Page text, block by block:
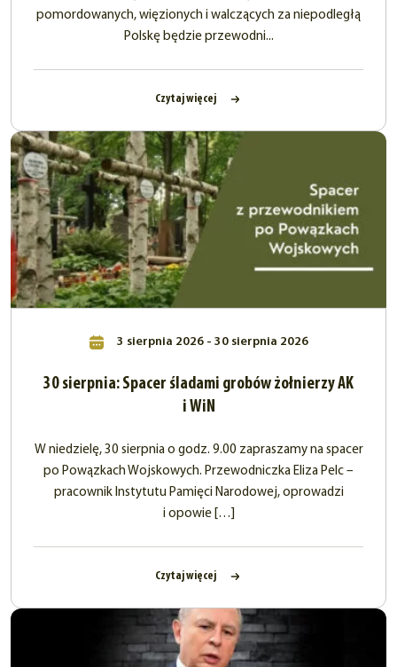
pomordowanych, więzionych i walczących za niepodległą
Polskę będzie przewodni...
Czytaj więcej
3 sierpnia 2026 - 30 sierpnia 2026
30 sierpnia: Spacer śladami grobów żołnierzy AK
i WiN
W niedzielę, 30 sierpnia o godz. 9.00 zapraszamy na spacer
po Powązkach Wojskowych. Przewodniczka Eliza Pelc –
pracownik Instytutu Pamięci Narodowej, oprowadzi
i opowie […]
Czytaj więcej